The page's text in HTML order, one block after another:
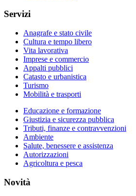
Servizi
Anagrafe e stato civile
Cultura e tempo libero
Vita lavorativa
Imprese e commercio
Appalti pubblici
Catasto e urbanistica
Turismo
Mobilità e trasporti
Educazione e formazione
Giustizia e sicurezza pubblica
Tributi, finanze e contravvenzioni
Ambiente
Salute, benessere e assistenza
Autorizzazioni
Agricoltura e pesca
Novità